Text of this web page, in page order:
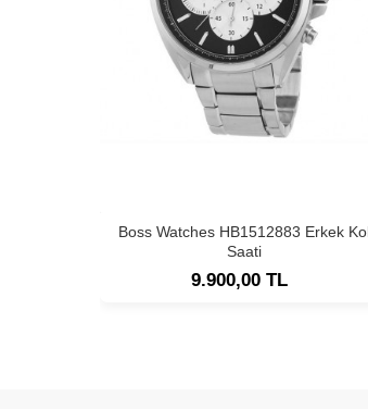
Boss Watches HB1512883 Erkek
Saati
9.900,00 TL